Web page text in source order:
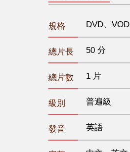
規格 DVD、VOD
總片長 50 分
總片數 1 片
級別 普遍級
發音 英語